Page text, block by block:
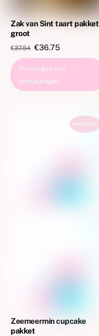
Zak van Sint taart pakket
groot
€37.54 Oorspronkelijke
prijs
was:
€37.54.
€36.75Huidige
prijs
is:
Toevoegen aan
winkelwagen
AANBIEDING!
Zeemeermin cupcake
pakket